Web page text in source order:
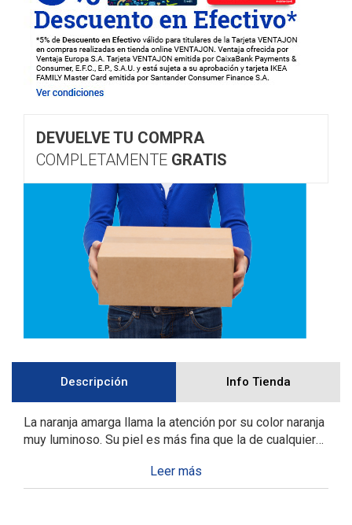
DEVUELVE TU COMPRA
COMPLETAMENTE GRATIS
Descripción Info Tienda
La naranja amarga llama la atención por su color naranja
muy luminoso. Su piel es más fina que la de cualquier
amargo y jugo un poco ácido. No es ideal para comer
pero si para elaborar nuestra deliciosa confitura. De una
Desplegable
de